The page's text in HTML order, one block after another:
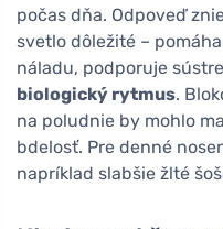
počas dňa. Odpoveď
svetlo dôležité –
náladu, podporuje
biologický rytmus.
na poludnie by mohlo
bdelosť. Pre denné
napríklad slabšie žlté